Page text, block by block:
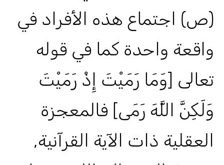
(ص) اجتماع هذه الأفراد في
واقعة واحدة كما في قوله
تعالى [وَمَا رَمَيْتَ إِذْ رَمَيْتَ
وَلَكِنَّ اللَّهَ رَمَى] فالمعجزة
العقلية ذات الآية القرآنية,